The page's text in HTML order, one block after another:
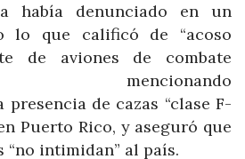
había denunciado en un
lo que calificó de “acoso
de aviones de combate
mencionando
presencia de cazas “clase F-
Puerto Rico, y aseguró que
“no intimidan” al país.